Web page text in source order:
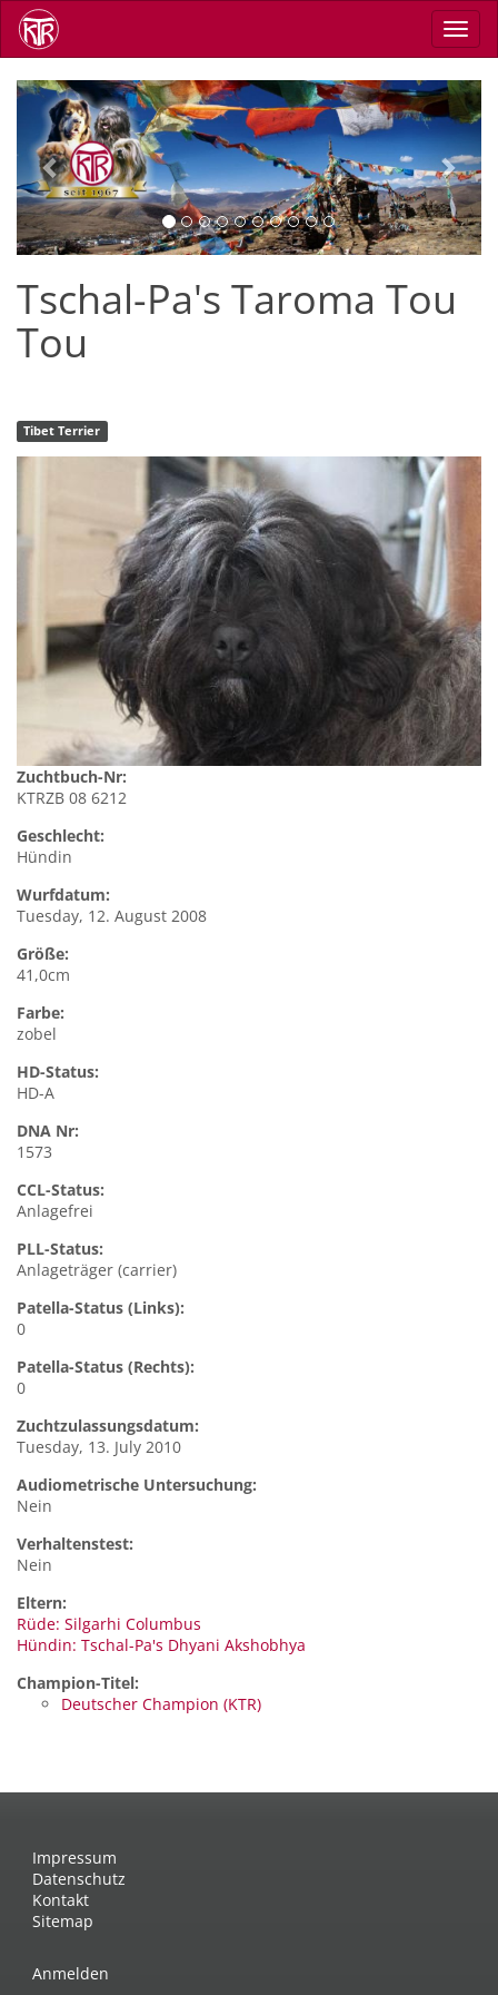
Skip
main
Previous Next
Tschal-Pa's Taroma Tou
Tou
Tibet Terrier
Zuchtbuch-Nr:
KTRZB 08 6212
Geschlecht:
Hündin
Wurfdatum:
Tuesday, 12. August 2008
Größe:
41,0cm
Farbe:
zobel
HD-Status:
HD-A
DNA Nr:
1573
CCL-Status:
Anlagefrei
PLL-Status:
Anlageträger (carrier)
Patella-Status (Links):
0
Patella-Status (Rechts):
0
Zuchtzulassungsdatum:
Tuesday, 13. July 2010
Audiometrische Untersuchung:
Nein
Verhaltenstest:
Nein
Eltern:
Rüde: Silgarhi Columbus
Hündin: Tschal-Pa's Dhyani Akshobhya
Champion-Titel:
Deutscher Champion (KTR)
Impressum
Datenschutz
Kontakt
Sitemap
Anmelden